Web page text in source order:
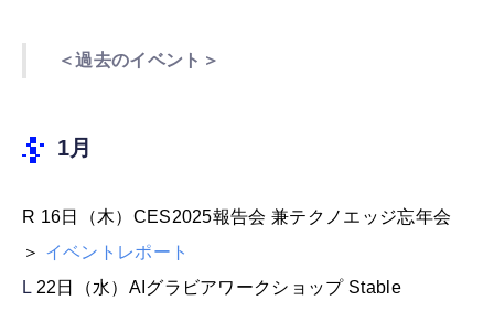
＜過去のイベント＞
1月
R 16日（木）CES2025報告会 兼テクノエッジ忘年会
＞ イベントレポート
L 22日（水）AIグラビアワークショップ Stable